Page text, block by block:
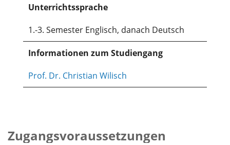
Unterrichtssprache
1.-3. Semester Englisch, danach Deutsch
Informationen zum Studiengang
Prof. Dr. Christian Wilisch
Zugangsvoraussetzungen